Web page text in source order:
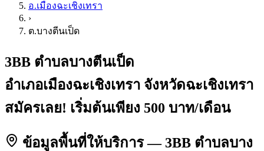
อ.เมืองฉะเชิงเทรา
›
ต.บางตีนเป็ด
3BB ตำบลบางตีนเป็ด
อำเภอเมืองฉะเชิงเทรา จังหวัดฉะเชิงเทรา
สมัครเลย! เริ่มต้นเพียง 500 บาท/เดือน
ข้อมูลพื้นที่ให้บริการ — 3BB ตำบลบาง